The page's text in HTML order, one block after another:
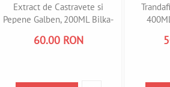
Extract de Castravete si
Pepene Galben, 200ML Bilka-
60.00 RON